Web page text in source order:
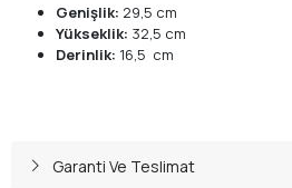
Genişlik: 29,5 cm
Yükseklik: 32,5 cm
Derinlik: 16,5 cm
Garanti Ve Teslimat